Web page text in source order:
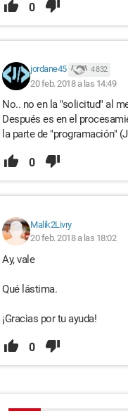
0
jordane45 4 832
20 feb. 2018 a las 14:49
No.. no en la "solicitud" al
Después es en el
la parte de "programación"
0
Malik2Livry
20 feb. 2018 a las 18:02
Ay, vale
Qué lástima.
¡Gracias por tu ayuda!
0